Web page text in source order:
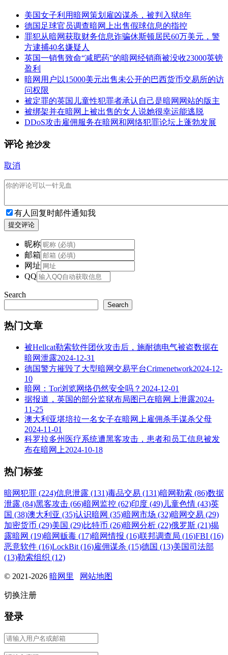
美国女子利用暗网策划雇凶谋杀，被判入狱8年
德国足球官员调查暗网上出售假球信息的指控
罪犯从暗网获取财务信息诈骗休斯顿居民60万美元，警
方逮捕40名嫌疑人
英国一销售致命“减肥药”的暗网经销商被没收23000英镑
盈利
暗网用户以15000美元出售未公开的巴西货币交易所的访
问权限
被定罪的英国儿童性犯罪者承认自己是暗网网站的版主
被绑架并在暗网上被出售的女人说她很幸运能逃脱
DDoS攻击雇佣服务在暗网和网络犯罪论坛上蓬勃发展
评论 抢沙发
取消
有人回复时邮件通知我
提交评论
昵称
邮箱
网址
QQ
Search
Search
热门文章
被Hellcat勒索软件团伙攻击后，施耐德电气被盗数据在
暗网泄露2024-12-31
德国警方摧毁了大型暗网交易平台Crimenetwork2024-12-
10
暗网：Tor浏览网络仍然安全吗？ 2024-12-01
据报道，英国的部分监狱布局图已在暗网上泄露2024-
11-25
澳大利亚堪培拉一名女子在暗网上雇佣杀手谋杀父母
2024-11-01
科罗拉多州医疗系统遭黑客攻击，患者和员工信息被发
布在暗网上2024-10-18
热门标签
暗网犯罪 (224)信息泄露 (131)毒品交易 (131)暗网勒索 (86)数据
泄露 (84)黑客攻击 (66)暗网监控 (62)印度 (49) 儿童色情 (43)英
国 (38)澳大利亚 (35)认识暗网 (35)暗网市场 (32)暗网交易 (29)
加密货币 (29)美国 (29)比特币 (26)暗网分析 (22)俄罗斯 (21)揭
露暗网 (19)暗网贩毒 (17)暗网情报 (16)联邦调查局 (16)FBI (16)
恶意软件 (16)LockBit (16)雇佣谋杀 (15)德国 (13)美国司法部
(13)勒索组织 (12)
© 2021-2026 暗网里 网站地图
切换注册
登录